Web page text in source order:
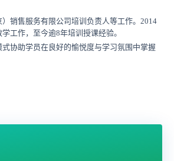
销售服务有限公司培训负责人等工作。2014
工作，至今逾8年培训授课经验。
协助学员在良好的愉悦度与学习氛围中掌握